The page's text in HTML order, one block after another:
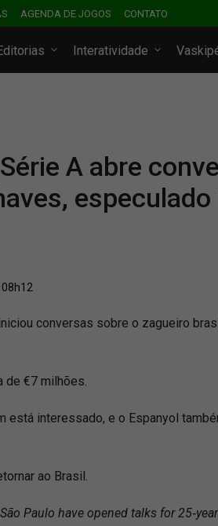
AGENDA DE JOGOS CONTATO
Interatividade
A abre
especulado
conversas sobre o zagueiro
de €7 milhões.
está interessado, e o Espanyol
ao Brasil.
São Paulo have opened talks for